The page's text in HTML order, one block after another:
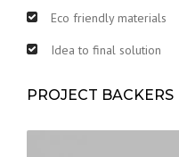
Eco friendly materials
Idea to final solution
PROJECT BACKERS